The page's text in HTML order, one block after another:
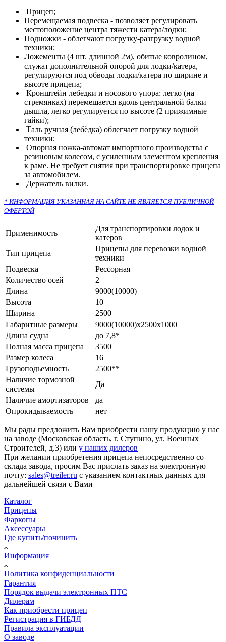
Прицеп;
Перемещаемая подвеска - позволяет регулировать
местоположение центра тяжести катера/лодки;
Подножки - облегчают погрузку-разгрузку водной
техники;
Ложементы (4 шт. длинной 2м), обитые ковролином,
служат дополнительной опорой для лодки/катера,
регулируются под обводы лодки/катера по ширине и
высоте прицепа;
Кронштейн лебедки и носового упора: легко (на
стремянках) перемещается вдоль центральной балки
дышла, легко регулируется по высоте (2 прижимные
гайки);
Таль ручная (лебёдка) облегчает погрузку водной
техники;
Опорная ножка-автомат импортного производства с
резиновым колесом, с усиленным элементом крепления
к раме. Не требует снятия при транспортировке прицепа
за автомобилем.
Держатель вилки.
* ИНФОРМАЦИЯ УКАЗАННАЯ НА САЙТЕ НЕ ЯВЛЯЕТСЯ ПУБЛИЧНОЙ
ОФЕРТОЙ
Применимость
Для транспортировки лодок и
катеров
Тип прицепа
Прицепы для перевозки водной
техники
Подвеска
Рессорная
Количество осей
2
Длина
9000(10000)
Высота
10
Ширина
2500
Габаритные размеры
9000(10000)х2500х1000
Длина судна
до 7,8*
Полная масса прицепа
3500
Размер колеса
16
Грузоподьемность
2500**
Наличие тормозной
системы
Да
Наличие амортизаторов
да
Опрокидываемость
нет
Мы рады предложить Вам приобрести нашу продукцию у нас
на заводе (Московская область, г. Ступино, ул. Военных
Строителей, д.3) или у наших дилеров
При желании приобретения прицепа непосредственно со
склада завода, просим Вас прислать заказ на электронную
почту: sales@treiler.ru с указанием контактных данных для
дальнейшей связи с Вами
Каталог
Прицепы
Фаркопы
Аксессуары
Где купить/починить
Информация
Политика конфиденциальности
Гарантия
Порядок выдачи электронных ПТС
Дилерам
Как приобрести прицеп
Регистрация в ГИБДД
Правила эксплуатации
О заводе